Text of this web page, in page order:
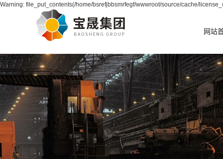
Warning: file_put_contents(/home/bsrefjbbsmrfegf/wwwroot/source/cache/
网站